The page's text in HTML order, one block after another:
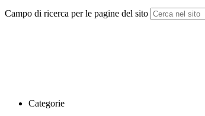
Campo di ricerca per le pagine del sito
Categorie